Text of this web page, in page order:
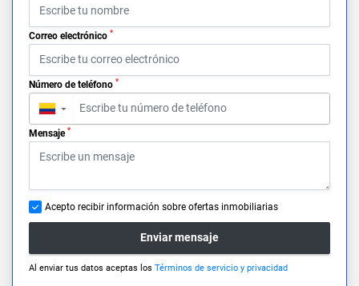
Correo electrónico *
Número de teléfono *
▼
Mensaje *
Acepto recibir información sobre ofertas inmobiliarias
Enviar mensaje
Al enviar tus datos aceptas los Términos de servicio y privacidad